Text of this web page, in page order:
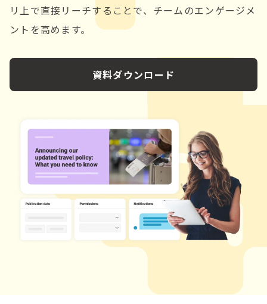
リ上で直接リーチすることで、チームのエンゲージメ
ントを高めます。
資料ダウンロード